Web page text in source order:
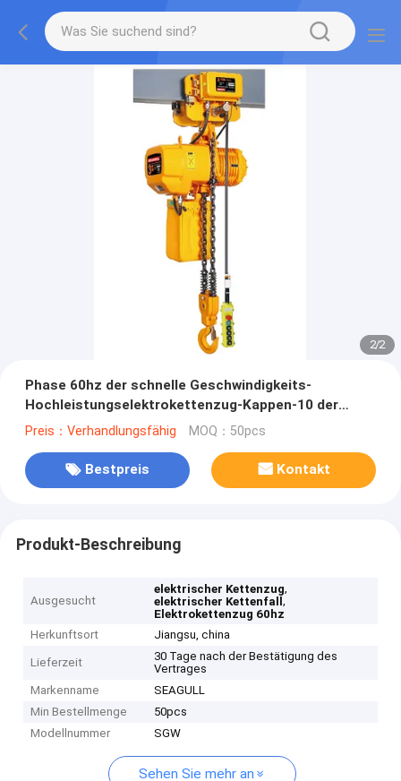
2/2
Phase 60hz der schnelle Geschwindigkeits-
Hochleistungselektrokettenzug-Kappen-10 der
Tonnen-SGW 3
Preis：Verhandlungsfähig MOQ：50pcs
Bestpreis Kontakt
Produkt-Beschreibung
Ausgesucht
elektrischer Kettenzug,
elektrischer Kettenfall,
Elektrokettenzug 60hz
Herkunftsort
Jiangsu, china
Lieferzeit
30 Tage nach der Bestätigung des
Vertrages
Markenname
SEAGULL
Min Bestellmenge
50pcs
Modellnummer
SGW
Sehen Sie mehr an